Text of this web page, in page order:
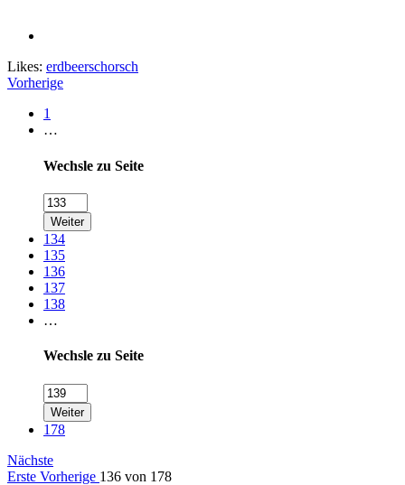
Likes: erdbeerschorsch
Vorherige
1
…
Wechsle zu Seite
Weiter
134
135
136
137
138
…
Wechsle zu Seite
Weiter
178
Nächste
Erste Vorherige 136 von 178